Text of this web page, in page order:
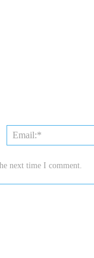
next time I comment.